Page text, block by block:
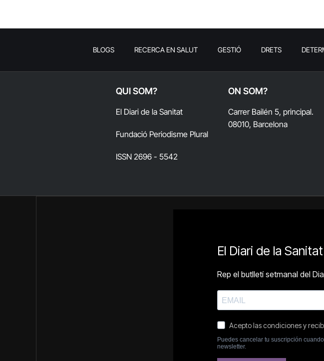
BLOGS RECERCA EN SALUT GESTIÓ DRETS
QUI SOM?
El Diari de la Sanitat
Fundació Periodisme Plural
ISSN 2696 - 5542
ON SOM?
Carrer Bailén 5, principal.
08010, Barcelona